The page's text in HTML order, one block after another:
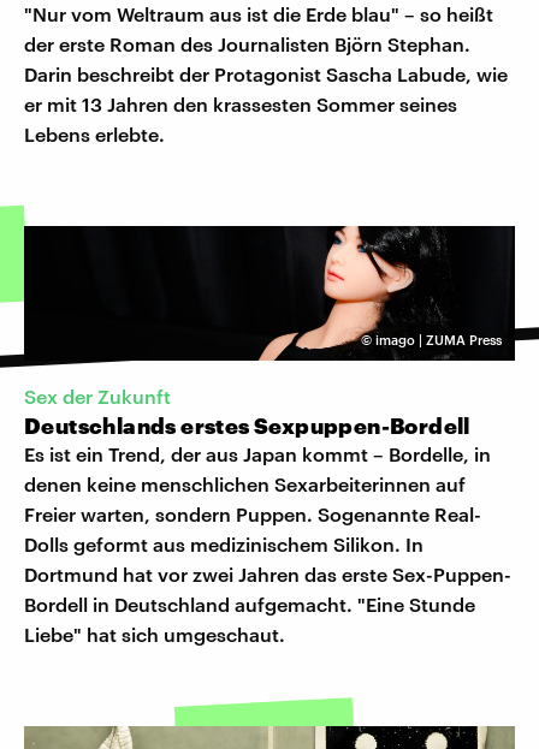
"Nur vom Weltraum aus ist die Erde blau" – so heißt
der erste Roman des Journalisten Björn Stephan.
Darin beschreibt der Protagonist Sascha Labude, wie
er mit 13 Jahren den krassesten Sommer seines
Lebens erlebte.
© imago | ZUMA Press
Sex der Zukunft
Deutschlands erstes Sexpuppen-Bordell
Es ist ein Trend, der aus Japan kommt – Bordelle, in
denen keine menschlichen Sexarbeiterinnen auf
Freier warten, sondern Puppen. Sogenannte Real-
Dolls geformt aus medizinischem Silikon. In
Dortmund hat vor zwei Jahren das erste Sex-Puppen-
Bordell in Deutschland aufgemacht. "Eine Stunde
Liebe" hat sich umgeschaut.